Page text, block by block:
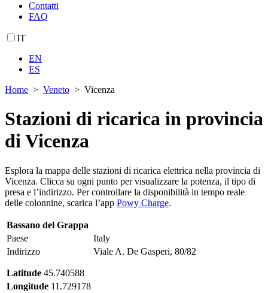
Contatti
FAQ
IT
EN
ES
Home > Veneto > Vicenza
Stazioni di ricarica in provincia
di Vicenza
Esplora la mappa delle stazioni di ricarica elettrica nella provincia di
Vicenza. Clicca su ogni punto per visualizzare la potenza, il tipo di
presa e l’indirizzo. Per controllare la disponibilità in tempo reale
delle colonnine, scarica l’app Powy Charge.
Bassano del Grappa
Paese
Italy
Indirizzo
Viale A. De Gasperi, 80/82
Latitude 45.740588
Longitude 11.729178